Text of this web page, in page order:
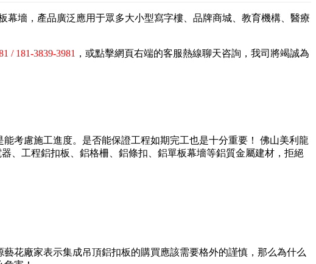
墻，產品廣泛應用于眾多大小型寫字樓、品牌商城、教育機構、醫療
/ 181-3839-3981 ，或點擊網頁右端的客服熱線聊天咨詢，我司將竭誠為
考慮施工進度。是否能保證工程如期完工也是十分重要！ 佛山美利龍
、工程鋁扣板、鋁格柵、鋁條扣、鋁單板幕墻等鋁質金屬建材，拒絕
花廠家表示集成吊頂鋁扣板的購買應該需要格外的謹慎，那么為什么